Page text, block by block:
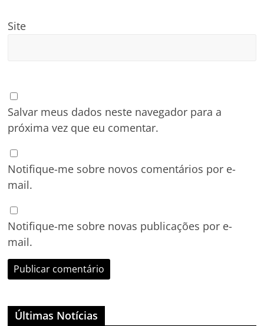
Site
Salvar meus dados neste navegador para a
próxima vez que eu comentar.
Notifique-me sobre novos comentários por e-
mail.
Notifique-me sobre novas publicações por e-
mail.
Últimas Notícias